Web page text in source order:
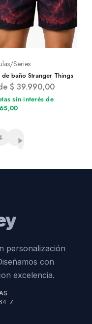
Series
de baño Stranger Things
$ 39.990,00
sin interés de
personalización
con
excelencia.
7